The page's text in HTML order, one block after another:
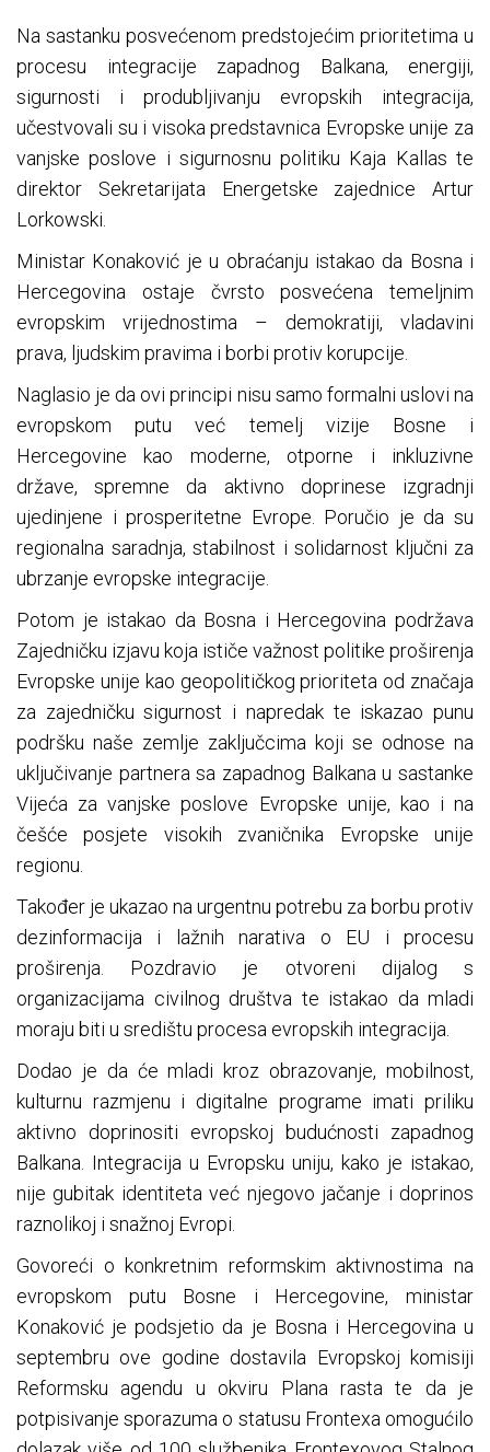
Na sastanku posvećenom predstojećim prioritetima u
procesu integracije zapadnog Balkana, energiji,
sigurnosti i produbljivanju evropskih integracija,
učestvovali su i visoka predstavnica Evropske unije za
vanjske poslove i sigurnosnu politiku Kaja Kallas te
direktor Sekretarijata Energetske zajednice Artur
Lorkowski.
Ministar Konaković je u obraćanju istakao da Bosna i
Hercegovina ostaje čvrsto posvećena temeljnim
evropskim vrijednostima – demokratiji, vladavini
prava, ljudskim pravima i borbi protiv korupcije.
Naglasio je da ovi principi nisu samo formalni uslovi na
evropskom putu već temelj vizije Bosne i
Hercegovine kao moderne, otporne i inkluzivne
države, spremne da aktivno doprinese izgradnji
ujedinjene i prosperitetne Evrope. Poručio je da su
regionalna saradnja, stabilnost i solidarnost ključni za
ubrzanje evropske integracije.
Potom je istakao da Bosna i Hercegovina podržava
Zajedničku izjavu koja ističe važnost politike proširenja
Evropske unije kao geopolitičkog prioriteta od značaja
za zajedničku sigurnost i napredak te iskazao punu
podršku naše zemlje zaključcima koji se odnose na
uključivanje partnera sa zapadnog Balkana u sastanke
Vijeća za vanjske poslove Evropske unije, kao i na
češće posjete visokih zvaničnika Evropske unije
regionu.
Također je ukazao na urgentnu potrebu za borbu protiv
dezinformacija i lažnih narativa o EU i procesu
proširenja. Pozdravio je otvoreni dijalog s
organizacijama civilnog društva te istakao da mladi
moraju biti u središtu procesa evropskih integracija.
Dodao je da će mladi kroz obrazovanje, mobilnost,
kulturnu razmjenu i digitalne programe imati priliku
aktivno doprinositi evropskoj budućnosti zapadnog
Balkana. Integracija u Evropsku uniju, kako je istakao,
nije gubitak identiteta već njegovo jačanje i doprinos
raznolikoj i snažnoj Evropi.
Govoreći o konkretnim reformskim aktivnostima na
evropskom putu Bosne i Hercegovine, ministar
Konaković je podsjetio da je Bosna i Hercegovina u
septembru ove godine dostavila Evropskoj komisiji
Reformsku agendu u okviru Plana rasta te da je
potpisivanje sporazuma o statusu Frontexa omogućilo